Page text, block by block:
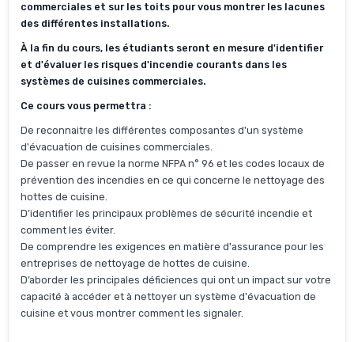
commerciales et sur les toits pour vous montrer les lacunes
des différentes installations.
À la fin du cours, les étudiants seront en mesure d'identifier
et d'évaluer les risques d'incendie courants dans les
systèmes de cuisines commerciales.
Ce cours vous permettra :
De reconnaitre les différentes composantes d'un système
d'évacuation de cuisines commerciales.
De passer en revue la norme NFPA n° 96 et les codes locaux de
prévention des incendies en ce qui concerne le nettoyage des
hottes de cuisine.
D’identifier les principaux problèmes de sécurité incendie et
comment les éviter.
De comprendre les exigences en matière d'assurance pour les
entreprises de nettoyage de hottes de cuisine.
D’aborder les principales déficiences qui ont un impact sur votre
capacité à accéder et à nettoyer un système d'évacuation de
cuisine et vous montrer comment les signaler.